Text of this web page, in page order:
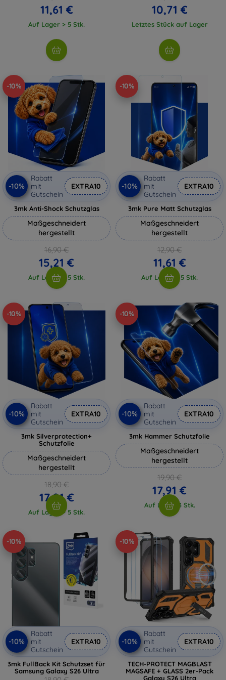
11,61 €
Auf Lager > 5 Stk.
10,71 €
Letztes Stück auf Lager
-10%
-10%
Rabatt
mit
Gutschein
EXTRA10
3mk Anti-Shock Schutzglas
Maßgeschneidert
hergestellt
16,90 €
15,21 €
Auf Lager > 5 Stk.
-10%
-10%
Rabatt
mit
Gutschein
EXTRA10
3mk Pure Matt Schutzglas
Maßgeschneidert
hergestellt
12,90 €
11,61 €
Auf Lager > 5 Stk.
-10%
-10%
Rabatt
mit
Gutschein
EXTRA10
3mk Silverprotection+
Schutzfolie
Maßgeschneidert
hergestellt
18,90 €
17,01 €
Auf Lager > 5 Stk.
-10%
-10%
Rabatt
mit
Gutschein
EXTRA10
3mk Hammer Schutzfolie
Maßgeschneidert
hergestellt
19,90 €
17,91 €
Auf Lager 3 Stk.
-10%
-10%
Rabatt
mit
Gutschein
EXTRA10
3mk FullBack Kit Schutzset für
Samsung Galaxy S26 Ultra
-10%
-10%
Rabatt
mit
Gutschein
EXTRA10
TECH-PROTECT MAGBLAST
MAGSAFE + GLASS 2er-Pack
Galaxy S26 Ultra